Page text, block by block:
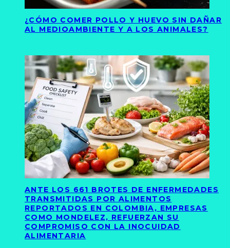
¿CÓMO COMER POLLO Y HUEVO SIN DAÑAR
AL MEDIOAMBIENTE Y A LOS ANIMALES?
ANTE LOS 661 BROTES DE ENFERMEDADES
TRANSMITIDAS POR ALIMENTOS
REPORTADOS EN COLOMBIA, EMPRESAS
COMO MONDELEZ, REFUERZAN SU
COMPROMISO CON LA INOCUIDAD
ALIMENTARIA